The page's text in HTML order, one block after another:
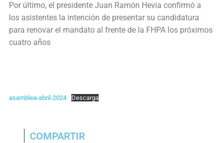
Por último, el presidente Juan Ramón Hevia confirmó a
los asistentes la intención de presentar su candidatura
para renovar el mandato al frente de la FHPA los próximos
cuatro años
asamblea-abril-2024 Descarga
COMPARTIR